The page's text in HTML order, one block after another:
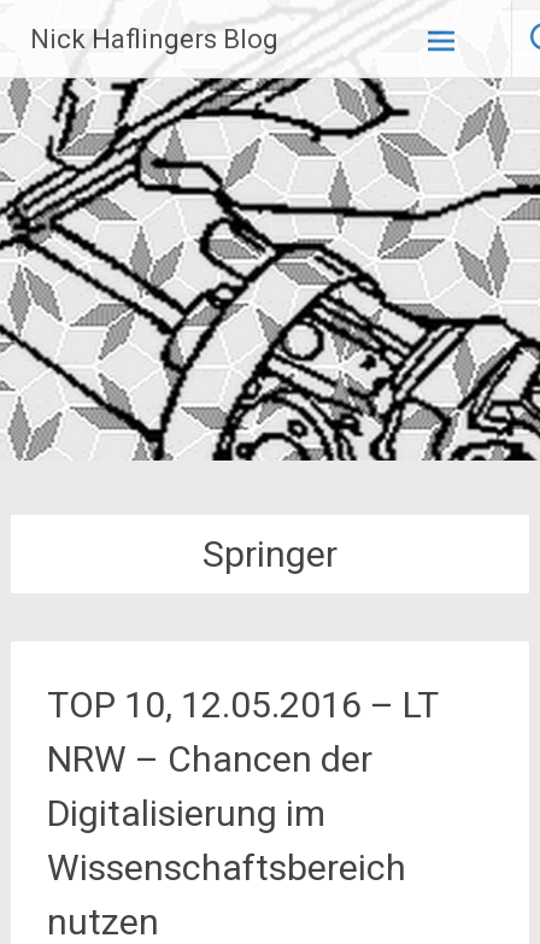
Inhalt
springen
Nick Haflingers Blog
Springer
TOP 10, 12.05.2016 – LT
NRW – Chancen der
Digitalisierung im
Wissenschaftsbereich
nutzen